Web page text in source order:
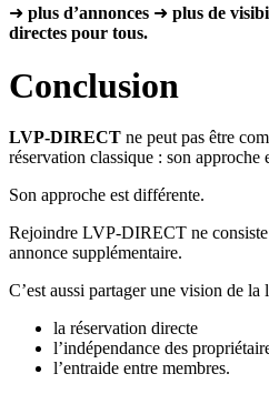
➜ plus d’annonces ➜ plus de
directes pour tous.
Conclusion
LVP-DIRECT ne peut pas être
réservation classique : son approche
Son approche est différente.
Rejoindre LVP-DIRECT ne
annonce supplémentaire.
C’est aussi partager une vision de
la réservation directe
l’indépendance des
l’entraide entre membres.